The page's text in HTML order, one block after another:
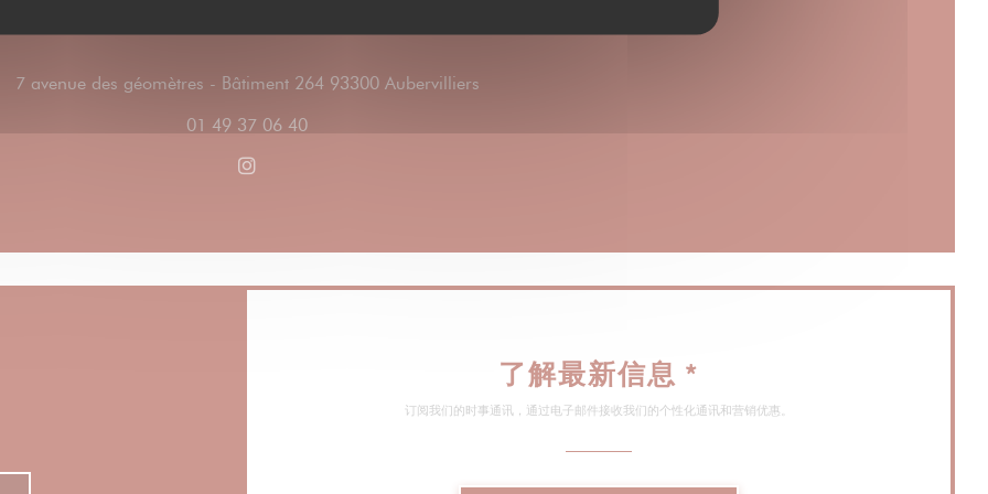
7 avenue des géomètres - Bâtiment 264 93300 Aubervilliers((在新窗口中打开))
01 49 37 06 40
Instagram ((在新窗口中打开))
了解最新信息 *
订阅我们的时事通讯，通过电子邮件接收我们的个性化通讯和营销优惠。